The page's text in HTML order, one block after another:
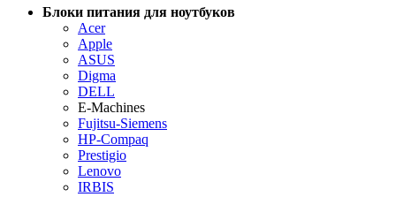
Блоки питания для ноутбуков
Acer
Apple
ASUS
Digma
DELL
E-Machines
Fujitsu-Siemens
HP-Compaq
Prestigio
Lenovo
IRBIS